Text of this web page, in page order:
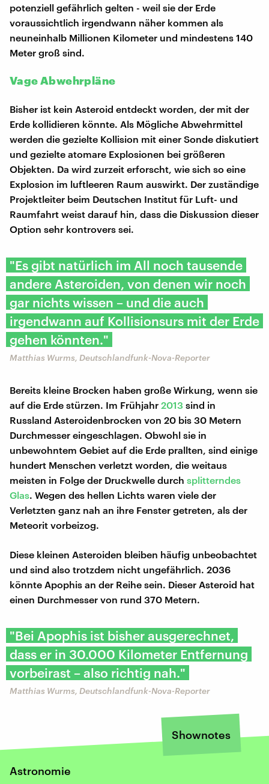
potenziell gefährlich gelten - weil sie der Erde
voraussichtlich irgendwann näher kommen als
neuneinhalb Millionen Kilometer und mindestens 140
Meter groß sind.
Vage Abwehrpläne
Bisher ist kein Asteroid entdeckt worden, der mit der
Erde kollidieren könnte. Als Mögliche Abwehrmittel
werden die gezielte Kollision mit einer Sonde diskutiert
und gezielte atomare Explosionen bei größeren
Objekten. Da wird zurzeit erforscht, wie sich so eine
Explosion im luftleeren Raum auswirkt. Der zuständige
Projektleiter beim Deutschen Institut für Luft- und
Raumfahrt weist darauf hin, dass die Diskussion dieser
Option sehr kontrovers sei.
"Es gibt natürlich im All noch tausende
andere Asteroiden, von denen wir noch
gar nichts wissen – und die auch
irgendwann auf Kollisionsurs mit der Erde
gehen könnten."
Matthias Wurms, Deutschlandfunk-Nova-Reporter
Bereits kleine Brocken haben große Wirkung, wenn sie
auf die Erde stürzen. Im Frühjahr 2013 sind in
Russland Asteroidenbrocken von 20 bis 30 Metern
Durchmesser eingeschlagen. Obwohl sie in
unbewohntem Gebiet auf die Erde prallten, sind einige
hundert Menschen verletzt worden, die weitaus
meisten in Folge der Druckwelle durch splitterndes
Glas. Wegen des hellen Lichts waren viele der
Verletzten ganz nah an ihre Fenster getreten, als der
Meteorit vorbeizog.
Diese kleinen Asteroiden bleiben häufig unbeobachtet
und sind also trotzdem nicht ungefährlich. 2036
könnte Apophis an der Reihe sein. Dieser Asteroid hat
einen Durchmesser von rund 370 Metern.
"Bei Apophis ist bisher ausgerechnet,
dass er in 30.000 Kilometer Entfernung
vorbeirast – also richtig nah."
Matthias Wurms, Deutschlandfunk-Nova-Reporter
Shownotes
Astronomie